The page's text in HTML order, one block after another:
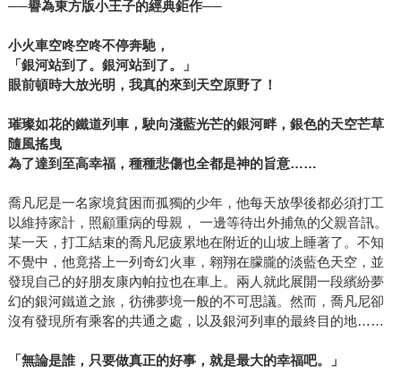
──譽為東方版小王子的經典鉅作──
小火車空咚空咚不停奔馳，
「銀河站到了。銀河站到了。」
眼前頓時大放光明，我真的來到天空原野了！
璀璨如花的鐵道列車，駛向淺藍光芒的銀河畔，銀色的天空芒草
隨風搖曳
為了達到至高幸福，種種悲傷也全都是神的旨意……
喬凡尼是一名家境貧困而孤獨的少年，他每天放學後都必須打工
以維持家計，照顧重病的母親， 一邊等待出外捕魚的父親音訊。
某一天，打工結束的喬凡尼疲累地在附近的山坡上睡著了。不知
不覺中，他竟搭上一列奇幻火車，翱翔在朦朧的淡藍色天空，並
發現自己的好朋友康內帕拉也在車上。兩人就此展開一段繽紛夢
幻的銀河鐵道之旅，彷彿夢境一般的不可思議。然而，喬凡尼卻
沒有發現所有乘客的共通之處，以及銀河列車的最終目的地……
「無論是誰，只要做真正的好事，就是最大的幸福吧。 」